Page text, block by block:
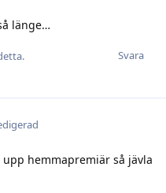
länge…
Svara
hemmapremiär så jävla